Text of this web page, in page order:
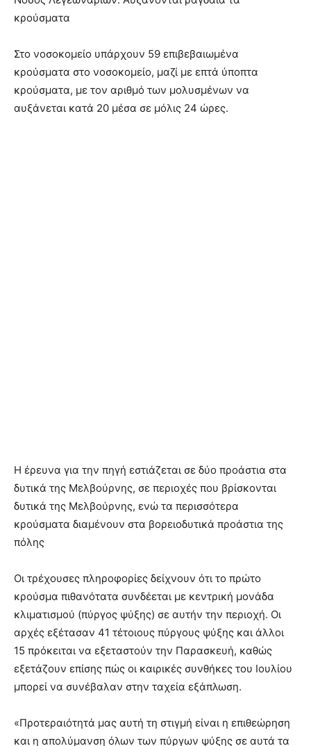
κρούσματα
Στο νοσοκομείο υπάρχουν 59 επιβεβαιωμένα
κρούσματα στο νοσοκομείο, μαζί με επτά ύποπτα
κρούσματα, με τον αριθμό των μολυσμένων να
αυξάνεται κατά 20 μέσα σε μόλις 24 ώρες.
Η έρευνα για την πηγή εστιάζεται σε δύο προάστια στα
δυτικά της Μελβούρνης, σε περιοχές που βρίσκονται
δυτικά της Μελβούρνης, ενώ τα περισσότερα
κρούσματα διαμένουν στα βορειοδυτικά προάστια της
πόλης
Οι τρέχουσες πληροφορίες δείχνουν ότι το πρώτο
κρούσμα πιθανότατα συνδέεται με κεντρική μονάδα
κλιματισμού (πύργος ψύξης) σε αυτήν την περιοχή. Οι
αρχές εξέτασαν 41 τέτοιους πύργους ψύξης και άλλοι
15 πρόκειται να εξεταστούν την Παρασκευή, καθώς
εξετάζουν επίσης πώς οι καιρικές συνθήκες του Ιουλίου
μπορεί να συνέβαλαν στην ταχεία εξάπλωση.
«Προτεραιότητά μας αυτή τη στιγμή είναι η επιθεώρηση
και η απολύμανση όλων των πύργων ψύξης σε αυτά τα